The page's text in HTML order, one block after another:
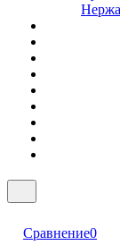
Сравнение0